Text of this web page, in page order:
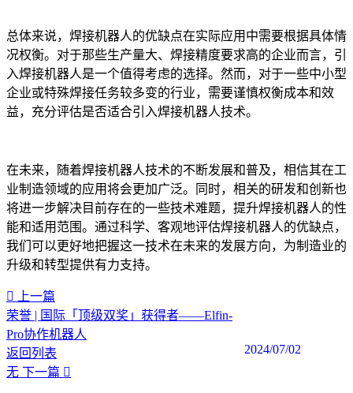
总体来说，焊接机器人的优缺点在实际应用中需要根据具体情
况权衡。对于那些生产量大、焊接精度要求高的企业而言，引
入焊接机器人是一个值得考虑的选择。然而，对于一些中小型
企业或特殊焊接任务较多变的行业，需要谨慎权衡成本和效
益，充分评估是否适合引入焊接机器人技术。
在未来，随着焊接机器人技术的不断发展和普及，相信其在工
业制造领域的应用将会更加广泛。同时，相关的研发和创新也
将进一步解决目前存在的一些技术难题，提升焊接机器人的性
能和适用范围。通过科学、客观地评估焊接机器人的优缺点，
我们可以更好地把握这一技术在未来的发展方向，为制造业的
升级和转型提供有力支持。‍
上一篇
荣誉 | 国际「顶级双奖」获得者——Elfin-
Pro协作机器人
2024/07/02
返回列表
无 下一篇